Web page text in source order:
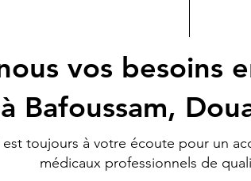
vos besoins
Bafoussam,
est toujours à votre écoute pour un
médicaux professionnels de